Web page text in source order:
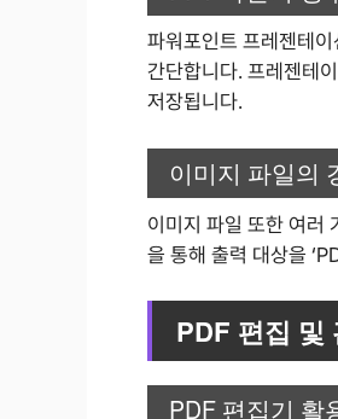
파워포인트 프레젠테
간단합니다. 프레젠테이
저장됩니다.
이미지 파일의
이미지 파일 또한 여러
을 통해 출력 대상을
PDF 편집 및
PDF 편집기 활